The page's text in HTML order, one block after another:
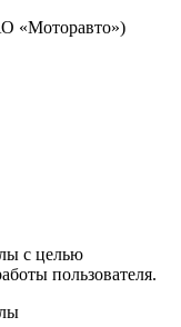
«Моторавто»)
с целью
пользователя.